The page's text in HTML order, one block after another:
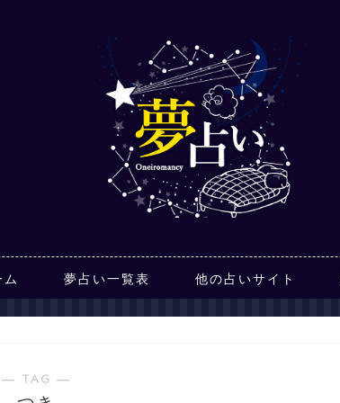
ム 夢占い一覧表 他の占いサイト
― TAG ―